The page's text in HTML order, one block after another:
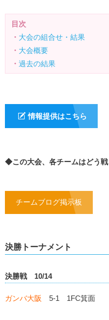
目次
・ 大会の組合せ・結果
・ 大会概要
・ 過去の結果
情報提供はこちら
◆この大会、各チームはどう戦
チームブログ掲示板
決勝トーナメント
決勝戦 10/14
ガンバ大阪 5-1 1FC箕面